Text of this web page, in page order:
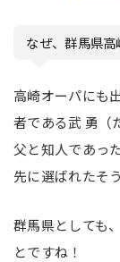
なぜ、群馬県高
高崎オーパにも
者である武 勇（
父と知人であっ
先に選ばれたそ
群馬県としても
とですね！